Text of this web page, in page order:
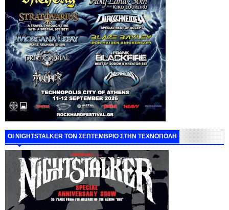
ΟΙ NIGHTSTALKER ΤΟΝ ΣΕΠΤΕΜΒΡΙΟ ΣΤΗΝ ΤΕΧΝΟΠΟΛΗ